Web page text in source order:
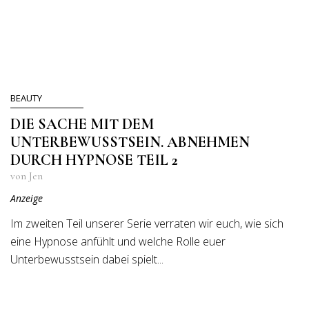
BEAUTY
DIE SACHE MIT DEM
UNTERBEWUSSTSEIN. ABNEHMEN
DURCH HYPNOSE TEIL 2
von Jen
Anzeige
Im zweiten Teil unserer Serie verraten wir euch, wie sich
eine Hypnose anfühlt und welche Rolle euer
Unterbewusstsein dabei spielt...